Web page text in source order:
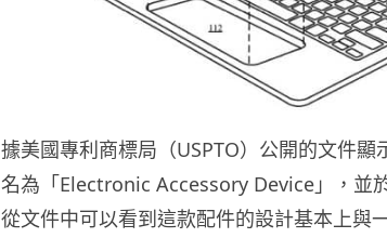
據美國專利商標局（USPTO）公開的文件
名為「Electronic Accessory Device」，並
從文件中可以看到這款配件的設計基本上與